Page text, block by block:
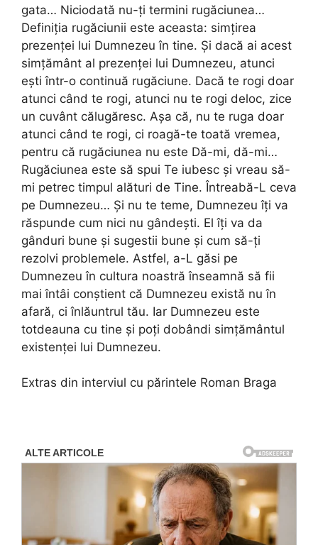
gata… Niciodată nu-ți termini rugăciunea…
Definiția rugăciunii este aceasta: simțirea
prezenței lui Dumnezeu în tine. Și dacă ai acest
simțământ al prezenței lui Dumnezeu, atunci
ești într-o continuă rugăciune. Dacă te rogi doar
atunci când te rogi, atunci nu te rogi deloc, zice
un cuvânt călugăresc. Așa că, nu te ruga doar
atunci când te rogi, ci roagă-te toată vremea,
pentru că rugăciunea nu este Dă-mi, dă-mi…
Rugăciunea este să spui Te iubesc și vreau să-
mi petrec timpul alături de Tine. Întreabă-L ceva
pe Dumnezeu… Și nu te teme, Dumnezeu îți va
răspunde cum nici nu gândești. El îți va da
gânduri bune și sugestii bune și cum să-ți
rezolvi problemele. Astfel, a-L găsi pe
Dumnezeu în cultura noastră înseamnă să fii
mai întâi conștient că Dumnezeu există nu în
afară, ci înlăuntrul tău. Iar Dumnezeu este
totdeauna cu tine și poți dobândi simțământul
existenței lui Dumnezeu.
Extras din interviul cu părintele Roman Braga